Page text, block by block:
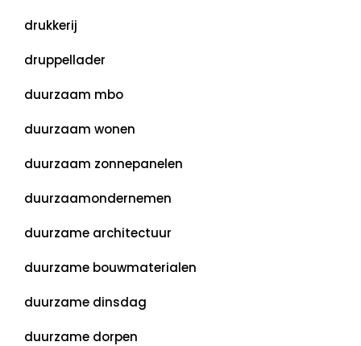
drukkerij
druppellader
duurzaam mbo
duurzaam wonen
duurzaam zonnepanelen
duurzaamondernemen
duurzame architectuur
duurzame bouwmaterialen
duurzame dinsdag
duurzame dorpen